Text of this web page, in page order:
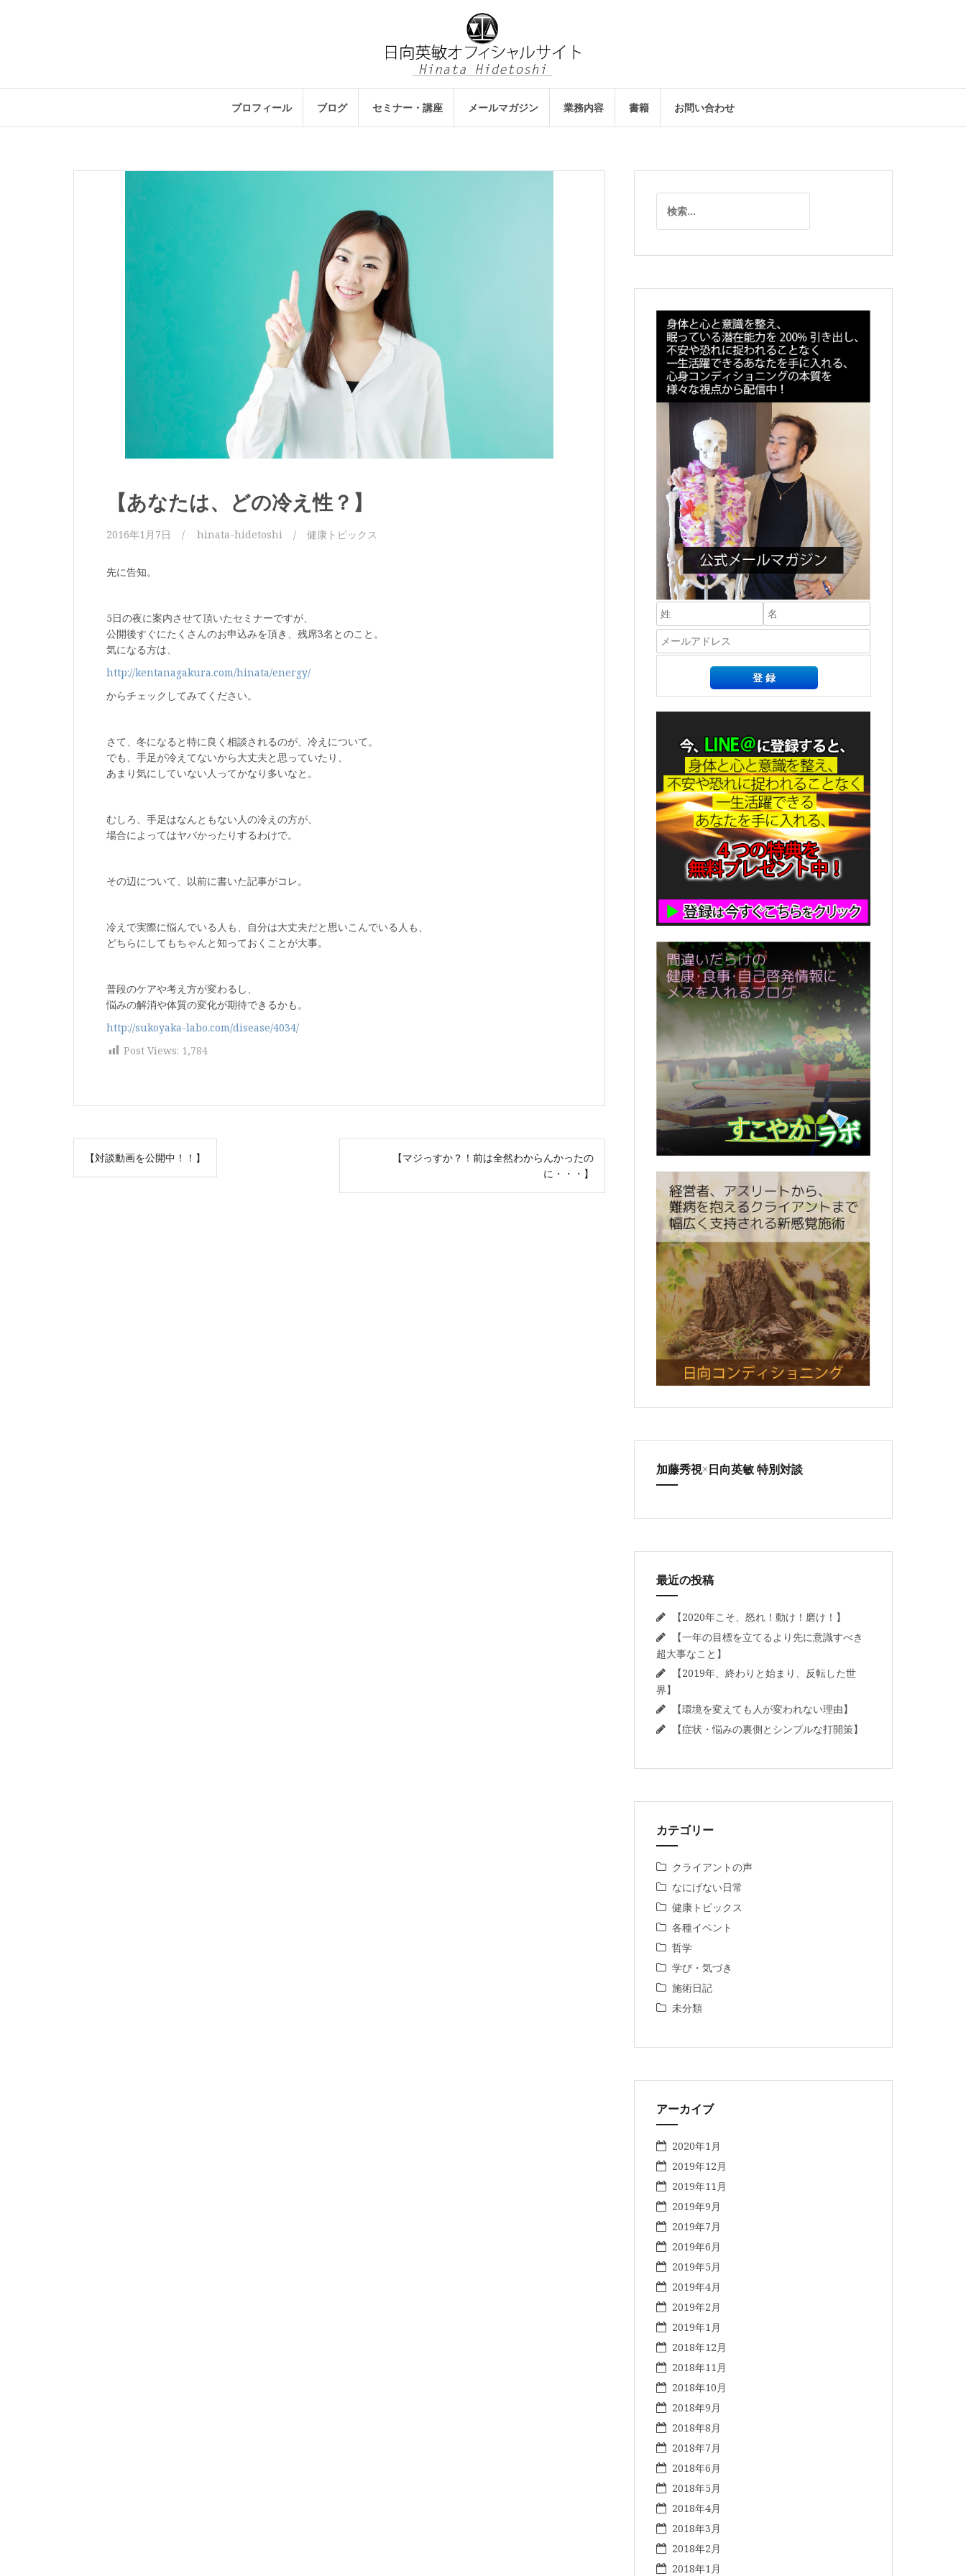
へ
プロフィール ブログ セミナー・講座 メールマガジン 業務内容 書籍 お問い合わせ
【あなたは、どの冷え性？】
2016年1月7日 hinata-hidetoshi 健康トピックス
先に告知。
5日の夜に案内させて頂いたセミナーですが、
公開後すぐにたくさんのお申込みを頂き、残席3名とのこと。
気になる方は、
http://kentanagakura.com/hinata/energy/
からチェックしてみてください。
さて、冬になると特に良く相談されるのが、冷えについて。
でも、手足が冷えてないから大丈夫と思っていたり、
あまり気にしていない人ってかなり多いなと。
むしろ、手足はなんともない人の冷えの方が、
場合によってはヤバかったりするわけで。
その辺について、以前に書いた記事がコレ。
冷えで実際に悩んでいる人も、自分は大丈夫だと思いこんでいる人も、
どちらにしてもちゃんと知っておくことが大事。
普段のケアや考え方が変わるし、
悩みの解消や体質の変化が期待できるかも。
http://sukoyaka-labo.com/disease/4034/
Post Views: 1,784
投
稿【対談動画を公開中！！】
【マジっすか？！前は全然わからんかったの
に・・・】
索:
加藤秀視×日向英敏 特別対談
最近の投稿
【2020年こそ、怒れ！動け！磨け！】
【一年の目標を立てるより先に意識すべき
超大事なこと】
【2019年、終わりと始まり、反転した世
界】
【環境を変えても人が変われない理由】
【症状・悩みの裏側とシンプルな打開策】
カテゴリー
クライアントの声
なにげない日常
健康トピックス
各種イベント
哲学
学び・気づき
施術日記
未分類
アーカイブ
2020年1月
2019年12月
2019年11月
2019年9月
2019年7月
2019年6月
2019年5月
2019年4月
2019年2月
2019年1月
2018年12月
2018年11月
2018年10月
2018年9月
2018年8月
2018年7月
2018年6月
2018年5月
2018年4月
2018年3月
2018年2月
2018年1月